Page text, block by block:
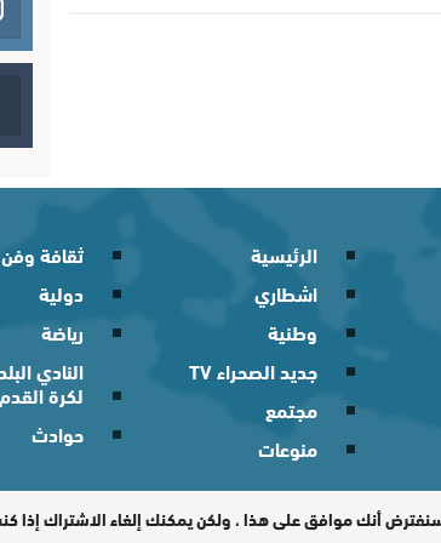
الرئيسية
اشطاري
وطنية
جديد الصحراء TV
مجتمع
منوعات
ثقافة وفن
دولية
رياضة
النادي
لكرة القدم
حوادث
أنك موافق على هذا ، ولكن يمكنك إلغاء الاشتراك